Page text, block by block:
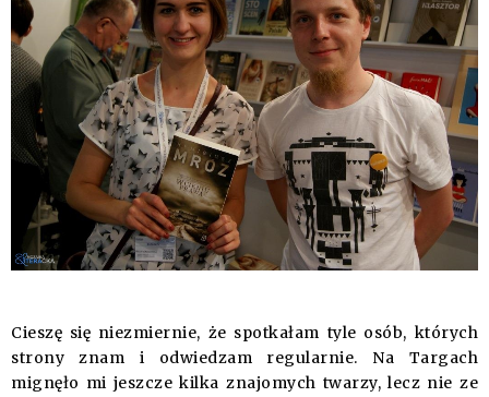
Cieszę się niezmiernie, że spotkałam tyle osób, których
strony znam i odwiedzam regularnie. Na Targach
mignęło mi jeszcze kilka znajomych twarzy, lecz nie ze